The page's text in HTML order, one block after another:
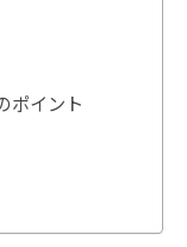
ポイント